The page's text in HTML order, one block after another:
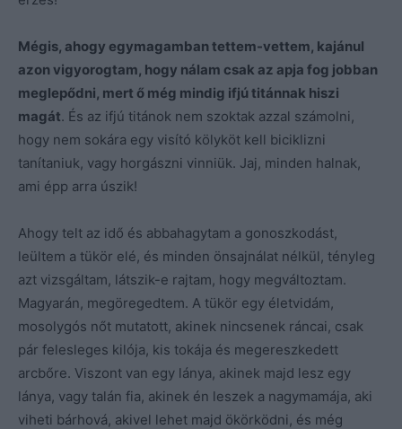
Mégis, ahogy egymagamban tettem-vettem, kajánul
azon vigyorogtam, hogy nálam csak az apja fog jobban
meglepődni, mert ő még mindig ifjú titánnak hiszi
magát. És az ifjú titánok nem szoktak azzal számolni,
hogy nem sokára egy visító kölyköt kell biciklizni
tanítaniuk, vagy horgászni vinniük. Jaj, minden halnak,
ami épp arra úszik!
Ahogy telt az idő és abbahagytam a gonoszkodást,
leültem a tükör elé, és minden önsajnálat nélkül, tényleg
azt vizsgáltam, látszik-e rajtam, hogy megváltoztam.
Magyarán, megöregedtem. A tükör egy életvidám,
mosolygós nőt mutatott, akinek nincsenek ráncai, csak
pár felesleges kilója, kis tokája és megereszkedett
arcbőre. Viszont van egy lánya, akinek majd lesz egy
lánya, vagy talán fia, akinek én leszek a nagymamája, aki
viheti bárhová, akivel lehet majd ökörködni, és még